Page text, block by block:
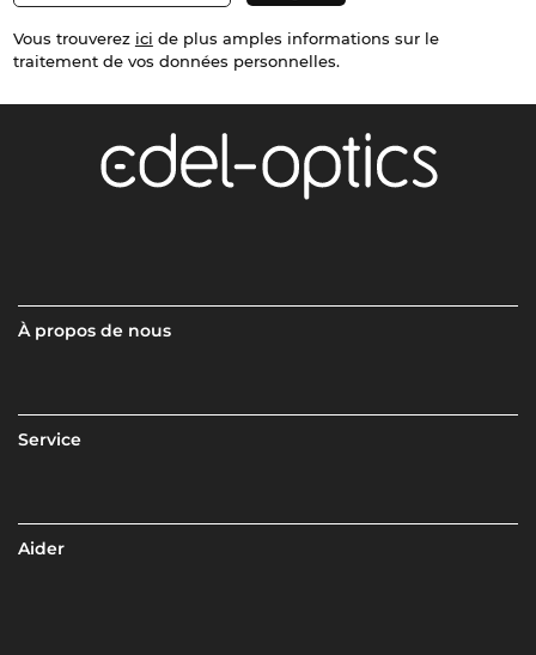
Vous trouverez ici de plus amples informations sur le
traitement de vos données personnelles.
À propos de nous
Service
Aider